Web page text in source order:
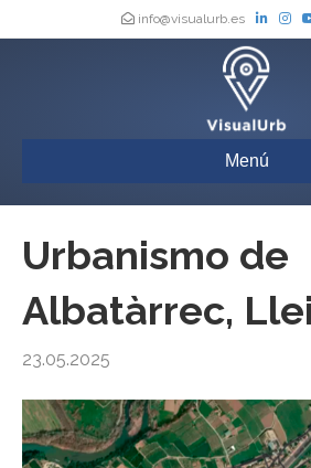
info@visualurb.es
Menú
Urbanismo de
Albatàrrec,
23.05.2025